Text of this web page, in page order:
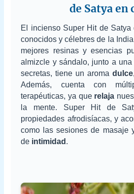
de Satya en
El incienso Super Hit de
conocidos y célebres de la
mejores resinas y esencias
almizcle y sándalo, junto a
secretas, tiene un aroma dulce,
Además, cuenta con
terapéuticas, ya que relaja
la mente. Super Hit de
propiedades afrodisíacas, y
como las sesiones de masaje
de intimidad .